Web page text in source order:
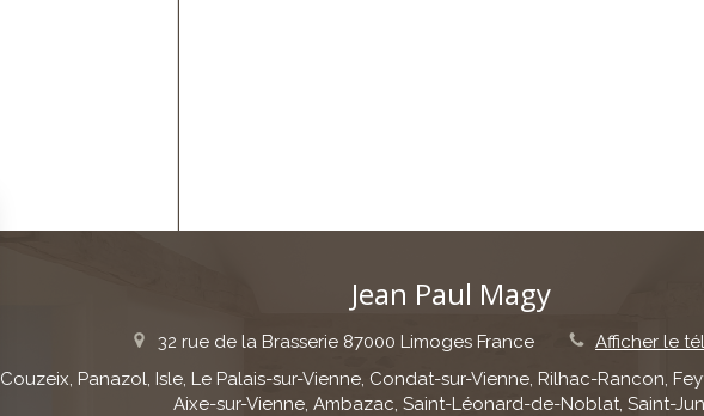
Jean Paul Magy
32 rue de la Brasserie 87000 Limoges France
Afficher le
Couzeix, Panazol, Isle, Le Palais-sur-Vienne, Condat-sur-Vienne, Rilhac-Rancon,
Aixe-sur-Vienne, Ambazac, Saint-Léonard-de-Noblat, Saint-